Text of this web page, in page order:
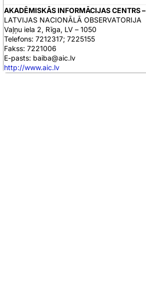
AKADĒMISKĀS INFORMĀCIJAS CENTRS –
LATVIJAS NACIONĀLĀ OBSERVATORIJA
Vaļņu iela 2, Rīga, LV – 1050
Telefons: 7212317; 7225155
Fakss: 7221006
E-pasts: baiba@aic.lv
http://www.aic.lv